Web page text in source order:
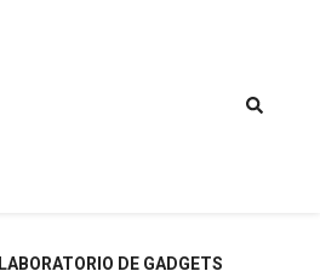
LABORATORIO DE GADGETS